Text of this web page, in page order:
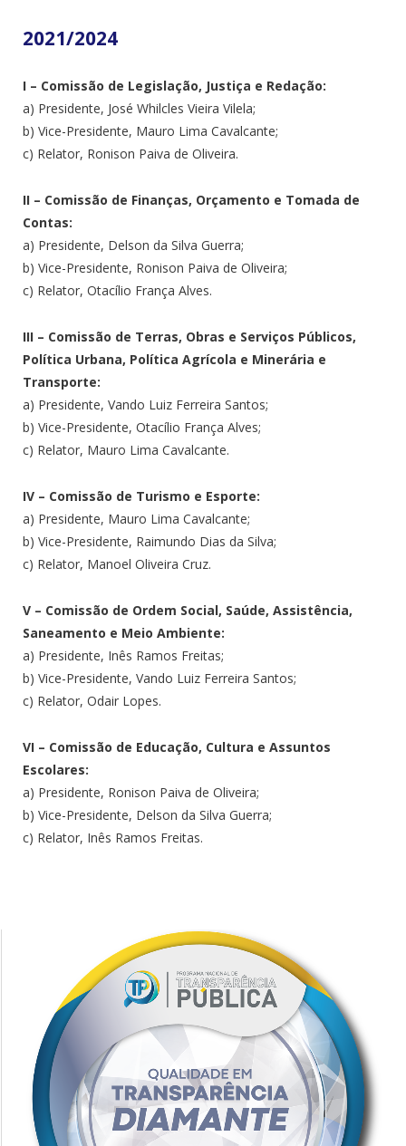
2021/2024
I – Comissão de Legislação, Justiça e Redação:
a) Presidente, José Whilcles Vieira Vilela;
b) Vice-Presidente, Mauro Lima Cavalcante;
c) Relator, Ronison Paiva de Oliveira.
II – Comissão de Finanças, Orçamento e Tomada de
Contas:
a) Presidente, Delson da Silva Guerra;
b) Vice-Presidente, Ronison Paiva de Oliveira;
c) Relator, Otacílio França Alves.
III – Comissão de Terras, Obras e Serviços Públicos,
Política Urbana, Política Agrícola e Minerária e
Transporte:
a) Presidente, Vando Luiz Ferreira Santos;
b) Vice-Presidente, Otacílio França Alves;
c) Relator, Mauro Lima Cavalcante.
IV – Comissão de Turismo e Esporte:
a) Presidente, Mauro Lima Cavalcante;
b) Vice-Presidente, Raimundo Dias da Silva;
c) Relator, Manoel Oliveira Cruz.
V – Comissão de Ordem Social, Saúde, Assistência,
Saneamento e Meio Ambiente:
a) Presidente, Inês Ramos Freitas;
b) Vice-Presidente, Vando Luiz Ferreira Santos;
c) Relator, Odair Lopes.
VI – Comissão de Educação, Cultura e Assuntos
Escolares:
a) Presidente, Ronison Paiva de Oliveira;
b) Vice-Presidente, Delson da Silva Guerra;
c) Relator, Inês Ramos Freitas.